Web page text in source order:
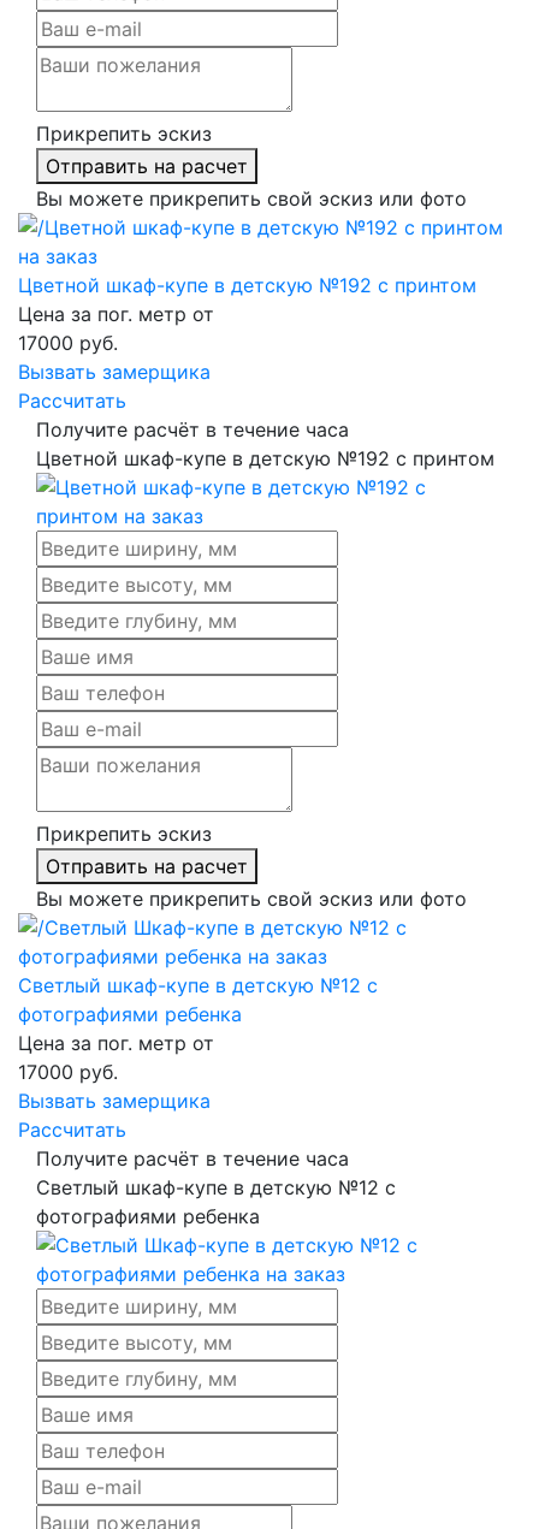
Прикрепить эскиз
Отправить на расчет
Вы можете прикрепить свой эскиз или фото
Цветной шкаф-купе в детскую №192 с принтом
Цена за пог. метр от
17000 руб.
Вызвать замерщика
Рассчитать
Получите расчёт в течение часа
Цветной шкаф-купе в детскую №192 с принтом
Прикрепить эскиз
Отправить на расчет
Вы можете прикрепить свой эскиз или фото
Светлый шкаф-купе в детскую №12 с
фотографиями ребенка
Цена за пог. метр от
17000 руб.
Вызвать замерщика
Рассчитать
Получите расчёт в течение часа
Светлый шкаф-купе в детскую №12 с
фотографиями ребенка